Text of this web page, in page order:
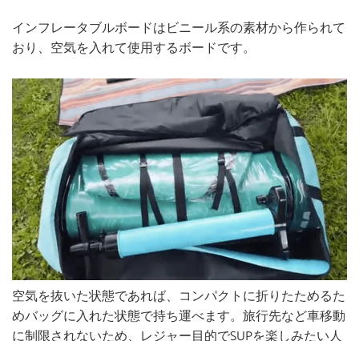
インフレータブルボードはビニール系の素材から作られて
おり、空気を入れて使用するボードです。
空気を抜いた状態であれば、コンパクトに折りたためるた
めバッグに入れた状態で持ち運べます。旅行先など車移動